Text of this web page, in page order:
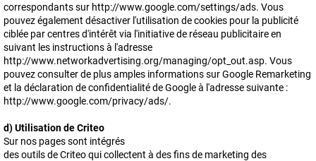
correspondants sur http://www.google.com/settings/ads. Vous
pouvez également désactiver l'utilisation de cookies pour la publicité
ciblée par centres d'intérêt via l'initiative de réseau publicitaire en
suivant les instructions à l'adresse
http://www.networkadvertising.org/managing/opt_out.asp. Vous
pouvez consulter de plus amples informations sur Google Remarketing
et la déclaration de confidentialité de Google à l'adresse suivante :
http://www.google.com/privacy/ads/.
d) Utilisation de Criteo
Sur nos pages sont intégrés
des outils de Criteo qui collectent à des fins de marketing des